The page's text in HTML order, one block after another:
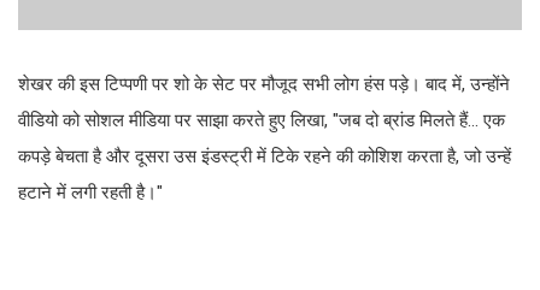
शेखर की इस टिप्पणी पर शो के सेट पर मौजूद सभी लोग हंस पड़े। बाद में, उन्होंने
वीडियो को सोशल मीडिया पर साझा करते हुए लिखा, "जब दो ब्रांड मिलते हैं... एक
कपड़े बेचता है और दूसरा उस इंडस्ट्री में टिके रहने की कोशिश करता है, जो उन्हें
हटाने में लगी रहती है।"